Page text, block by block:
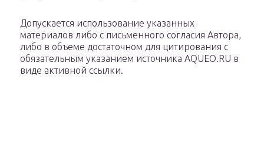
Допускается использование указанных
материалов либо с письменного согласия Автора,
либо в объеме достаточном для цитирования с
обязательным указанием источника AQUEO.RU в
виде активной ссылки.